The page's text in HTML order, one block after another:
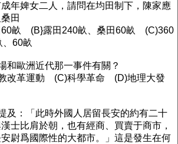
年婢女二人，請問在均田制下，陳家應
田
60畝 (B}露田240畝、桑田60畝 (C)360
60畝
和歐洲近代那一事件有關？
改革運動 (C)科學革命 (D)地理大發
及：「此時外國人居留長安的約有二十
士比肩於朝，也有經商、買賣于商市，
尉爲國際性的大都市。」這是發生在何